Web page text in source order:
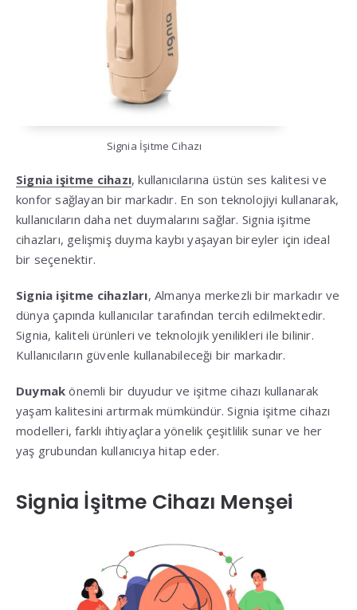
Signia İşitme Cihazı
Signia işitme cihazı, kullanıcılarına üstün ses kalitesi ve
konfor sağlayan bir markadır. En son teknolojiyi kullanarak,
kullanıcıların daha net duymalarını sağlar. Signia işitme
cihazları, gelişmiş duyma kaybı yaşayan bireyler için ideal
bir seçenektir.
Signia işitme cihazları, Almanya merkezli bir markadır ve
dünya çapında kullanıcılar tarafından tercih edilmektedir.
Signia, kaliteli ürünleri ve teknolojik yenilikleri ile bilinir.
Kullanıcıların güvenle kullanabileceği bir markadır.
Duymak önemli bir duyudur ve işitme cihazı kullanarak
yaşam kalitesini artırmak mümkündür. Signia işitme cihazı
modelleri, farklı ihtiyaçlara yönelik çeşitlilik sunar ve her
yaş grubundan kullanıcıya hitap eder.
Signia İşitme Cihazı Menşei